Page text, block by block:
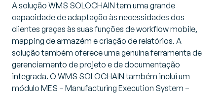
A solução WMS SOLOCHAIN tem uma grande
capacidade de adaptação às necessidades dos
clientes graças às suas funções deworkflow mobile,
mapping de armazém e criação de relatórios. A
solução também oferece uma genuína ferramenta de
gerenciamento de projeto e de documentação
integrada. O WMS SOLOCHAIN também inclui um
módulo MES – Manufacturing Execution System –